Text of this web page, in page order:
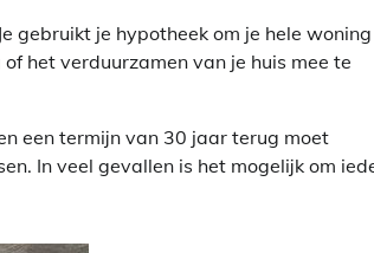
gebruikt je hypotheek om je hele
het verduurzamen van je huis mee te
een termijn van 30 jaar terug moet
In veel gevallen is het mogelijk om